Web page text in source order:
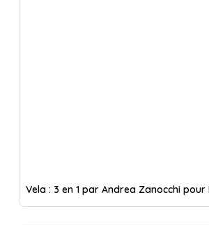
Vela : 3 en 1 par Andrea Zanocchi